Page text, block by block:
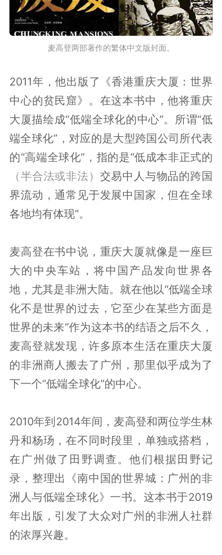
麦高登两部著作的繁体中文版封面。
2011年，他出版了《香港重庆大厦：世界
中心的贫民窟》。在这本书中，他将重庆
大厦描绘成“低端全球化的中心”。所谓“低
端全球化”，对应的是大型跨国公司所代表
的“高端全球化”，指的是“低成本非正式的
（半合法或非法） 交易中人与物品的跨国
界流动，通常见于发展中国家，但在全球
各地均有体现”。
麦高登在书中说，重庆大厦就像是一座巨
大的中央车站，将中国产品发向世界各
地，尤其是非洲大陆。就在他以“低端全球
化不是世界的过去，它至少在某些方面是
世界的未来”作为这本书的结语之后不久，
麦高登就发现，许多原本生活在重庆大厦
的非洲商人搬去了广州，那里似乎成为了
下一个“低端全球化”的中心。
2010年到2014年间，麦高登和两位学生林
丹和杨玚，在不同时段里，单独或搭档，
在广州做了田野调查。他们根据田野记
录，整理出《南中国的世界城：广州的非
洲人与低端全球化》一书。这本书于2019
年出版，引发了大众对广州的非洲人社群
的浓厚兴趣。